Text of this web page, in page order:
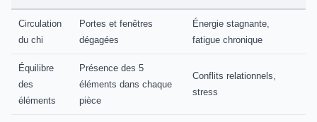
Circulation
du chi
Portes et fenêtres
dégagées
Énergie stagnante,
fatigue chronique
Équilibre
des
éléments
Présence des 5
éléments dans chaque
pièce
Conflits relationnels,
stress